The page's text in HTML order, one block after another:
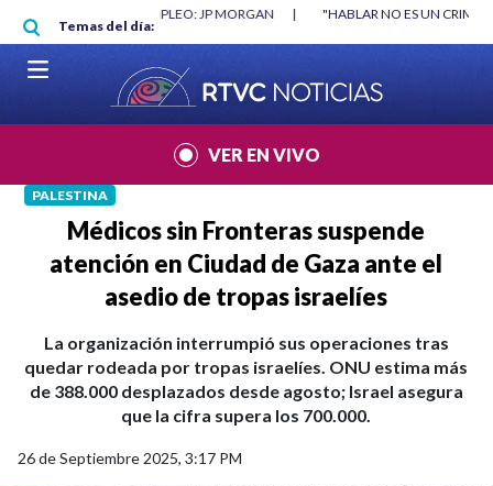
Pasar al contenido principal
Temas del día:
"HABLAR NO ES UN CRIMEN": CARTA DE BETO CORAL |
VER EN VIVO
PALESTINA
Médicos sin Fronteras suspende
atención en Ciudad de Gaza ante el
asedio de tropas israelíes
La organización interrumpió sus operaciones tras
quedar rodeada por tropas israelíes. ONU estima más
de 388.000 desplazados desde agosto; Israel asegura
que la cifra supera los 700.000.
26 de Septiembre 2025, 3:17 PM